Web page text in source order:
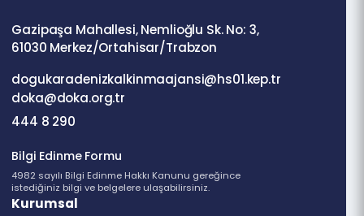
Gazipaşa Mahallesi, Nemlioğlu Sk. No: 3,
61030 Merkez/Ortahisar/Trabzon